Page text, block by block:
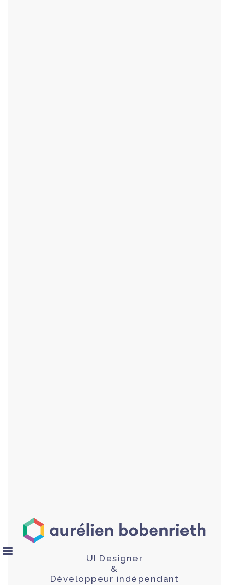
UI Designer
&
Développeur indépendant